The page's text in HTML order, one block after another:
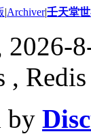
|Archiver|壬天堂
,
by